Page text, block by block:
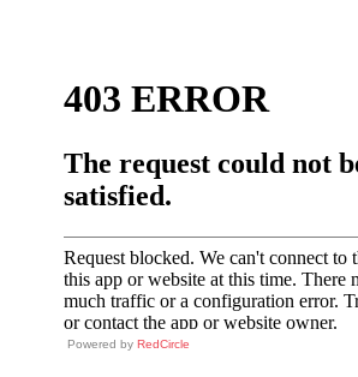
Powered by RedCircle